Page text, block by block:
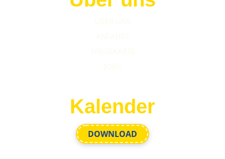
Kalender
DOWNLOAD